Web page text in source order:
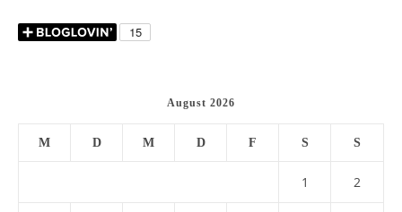
August 2026
M D M D F S S
1 2